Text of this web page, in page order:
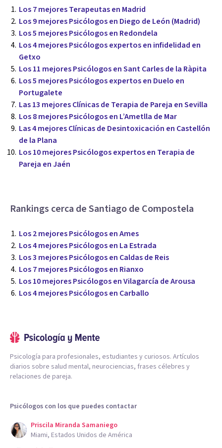
Los 7 mejores Terapeutas en Madrid
Los 9 mejores Psicólogos en Diego de León (Madrid)
Los 5 mejores Psicólogos en Redondela
Los 4 mejores Psicólogos expertos en infidelidad en
Getxo
Los 11 mejores Psicólogos en Sant Carles de la Ràpita
Los 5 mejores Psicólogos expertos en Duelo en
Portugalete
Las 13 mejores Clínicas de Terapia de Pareja en Sevilla
Los 8 mejores Psicólogos en L’Ametlla de Mar
Las 4 mejores Clínicas de Desintoxicación en Castellón
de la Plana
Los 10 mejores Psicólogos expertos en Terapia de
Pareja en Jaén
Rankings cerca de Santiago de Compostela
Los 2 mejores Psicólogos en Ames
Los 4 mejores Psicólogos en La Estrada
Los 3 mejores Psicólogos en Caldas de Reis
Los 7 mejores Psicólogos en Rianxo
Los 10 mejores Psicólogos en Vilagarcía de Arousa
Los 4 mejores Psicólogos en Carballo
Psicología para profesionales, estudiantes y curiosos. Artículos
diarios sobre salud mental, neurociencias, frases célebres y
relaciones de pareja.
Psicólogos con los que puedes contactar
Priscila Miranda Samaniego
Miami, Estados Unidos de América